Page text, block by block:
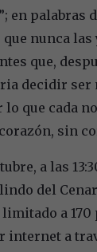
en palabras
nunca las
que,
decidir ser
que cada
sin
a las
del
a 170
a